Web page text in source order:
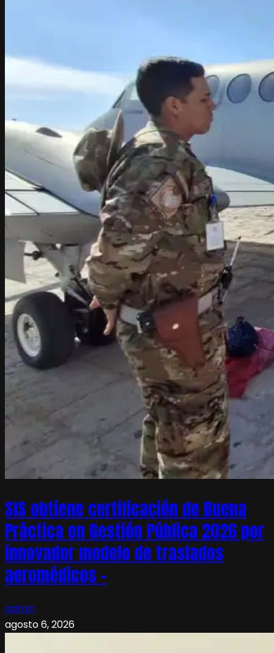
SIS obtiene certificación de Buena
Práctica en Gestión Pública 2026 por
innovador modelo de traslados
aeromédicos –
admin
agosto 6, 2026